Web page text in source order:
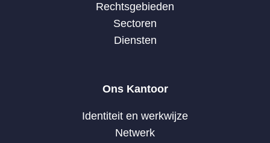
Rechtsgebieden
Sectoren
Diensten
Ons Kantoor
Identiteit en werkwijze
Netwerk